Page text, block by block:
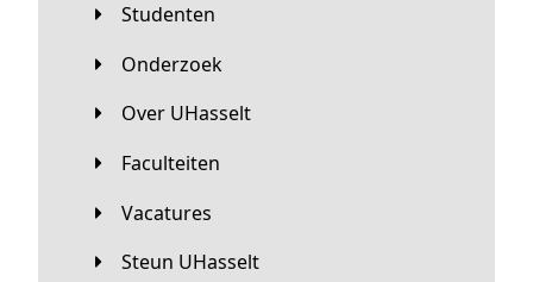
Studenten
Onderzoek
Over UHasselt
Faculteiten
Vacatures
Steun UHasselt